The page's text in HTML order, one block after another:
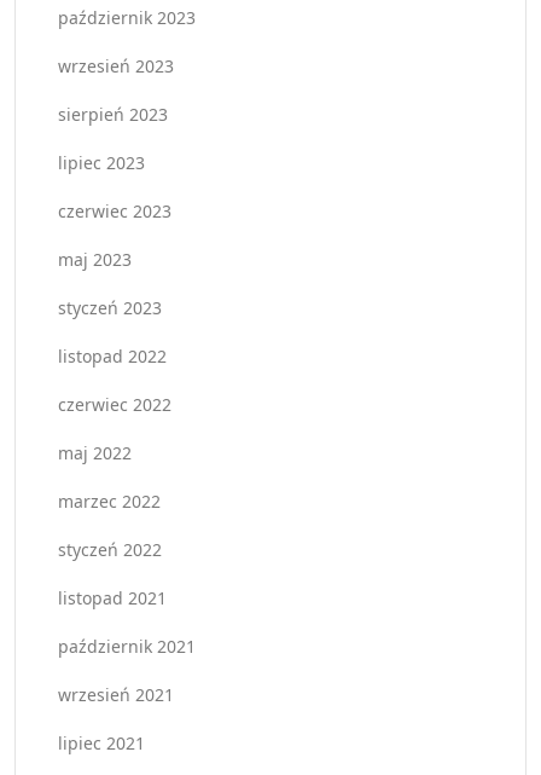
październik 2023
wrzesień 2023
sierpień 2023
lipiec 2023
czerwiec 2023
maj 2023
styczeń 2023
listopad 2022
czerwiec 2022
maj 2022
marzec 2022
styczeń 2022
listopad 2021
październik 2021
wrzesień 2021
lipiec 2021